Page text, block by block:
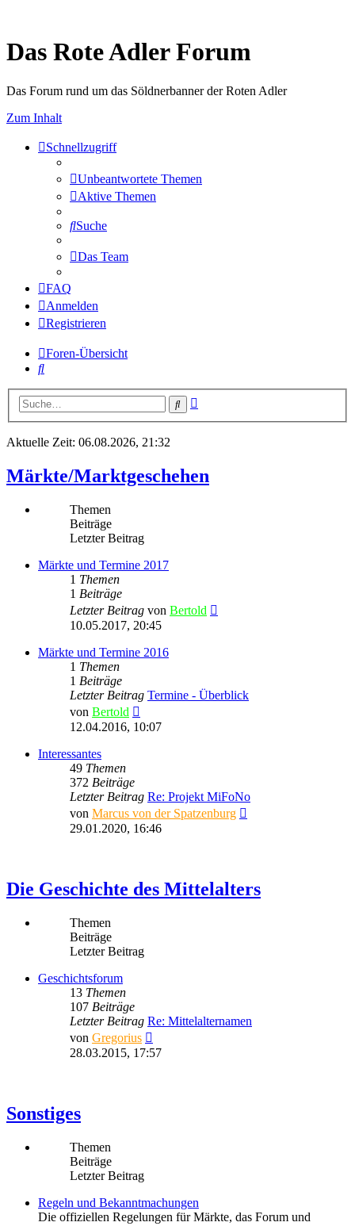
Das Rote Adler Forum
Das Forum rund um das Söldnerbanner der Roten Adler
Zum Inhalt
Schnellzugriff
Unbeantwortete Themen
Aktive Themen
Suche
Das Team
FAQ
Anmelden
Registrieren
Foren-Übersicht
Suche
Suche
Aktuelle Zeit: 06.08.2026, 21:32
Märkte/Marktgeschehen
Themen
Beiträge
Letzter Beitrag
Märkte und Termine 2017
1 Themen
1 Beiträge
Letzter Beitrag von Bertold
10.05.2017, 20:45
Märkte und Termine 2016
1 Themen
1 Beiträge
Letzter Beitrag Termine - Überblick
von Bertold
Beitrag
12.04.2016, 10:07
Interessantes
49 Themen
372 Beiträge
Letzter Beitrag Re: Projekt MiFoNo
von Marcus von der Spatzenburg
29.01.2020, 16:46
Die Geschichte des Mittelalters
Themen
Beiträge
Letzter Beitrag
Geschichtsforum
13 Themen
107 Beiträge
Letzter Beitrag Re: Mittelalternamen
von Gregorius
Beitrag
28.03.2015, 17:57
Sonstiges
Themen
Beiträge
Letzter Beitrag
Regeln und Bekanntmachungen
Die offiziellen Regelungen für Märkte, das Forum und